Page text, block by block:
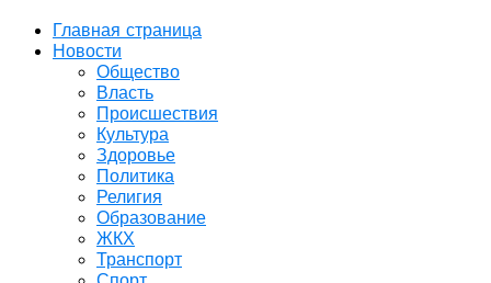
Главная страница
Новости
Общество
Власть
Происшествия
Культура
Здоровье
Политика
Религия
Образование
ЖКХ
Транспорт